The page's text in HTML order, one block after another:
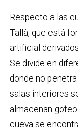
Respecto a las
Tallà, que está
artificial
Se divide en
donde no
salas interiores
almacenan
cueva se